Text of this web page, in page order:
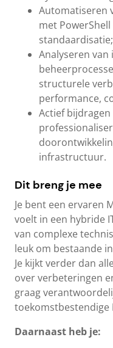
Automatiseren
met
standaardisatie;
Analyseren
structurele
performance,
Actief
infrastructuur.
Dit breng je mee
Je bent een ervaren
voelt in een hybride
van complexe
leuk om bestaande
Je kijkt verder dan
over verbeteringen
graag
toekomstbestendige
Daarnaast heb je: